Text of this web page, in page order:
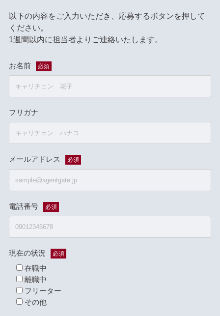
以下の内容をご入力いただき、応募するボタンを押して
ください。
1週間以内に担当者よりご連絡いたします。
お名前 必須
フリガナ
メールアドレス 必須
電話番号 必須
現在の状況 必須
在職中
離職中
フリーター
その他